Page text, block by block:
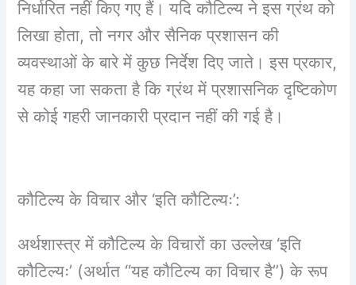
निर्धारित नहीं किए गए हैं। यदि कौटिल्य ने इस ग्रंथ को
लिखा होता, तो नगर और सैनिक प्रशासन की
व्यवस्थाओं के बारे में कुछ निर्देश दिए जाते। इस प्रकार,
यह कहा जा सकता है कि ग्रंथ में प्रशासनिक दृष्टिकोण
से कोई गहरी जानकारी प्रदान नहीं की गई है।
कौटिल्य के विचार और ‘इति कौटिल्यः’:
अर्थशास्त्र में कौटिल्य के विचारों का उल्लेख ‘इति
कौटिल्यः’ (अर्थात “यह कौटिल्य का विचार है”) के रूप